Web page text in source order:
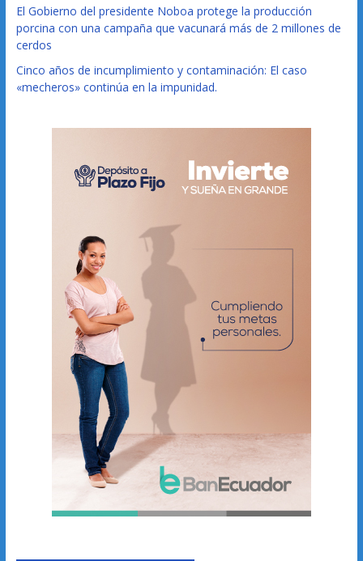
El Gobierno del presidente Noboa protege la producción
porcina con una campaña que vacunará más de 2 millones de
cerdos
Cinco años de incumplimiento y contaminación: El caso
«mecheros» continúa en la impunidad.